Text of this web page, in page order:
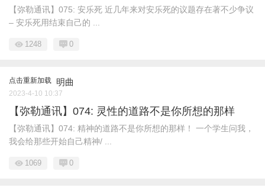
【弥勒通讯】075: 安乐死 近几年来对安乐死的议题存在著不少争议
– 安乐死用结束自己的 ...
1248 0
点击重新加载 明曲
2023-4-10 10:37
【弥勒通讯】074: 灵性的道路不是你所想的那样
【弥勒通讯】074: 精神的道路不是你所想的那样！ 一个学生问我，
我会给那些开始自己精神/ ...
1069 0